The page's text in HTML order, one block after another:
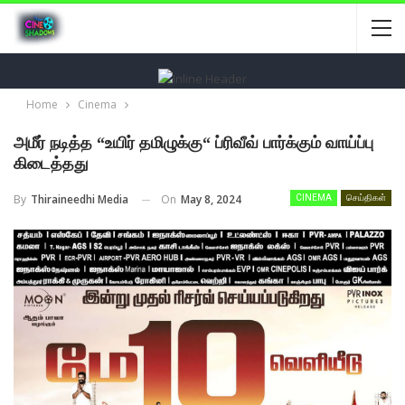
Home Cinema
அமீர் நடித்த “உயிர் தமிழுக்கு“ ப்ரிவீவ் பார்க்கும் வாய்ப்பு
கிடைத்தது
CINEMA செய்திகள்
By Thiraineedhi Media On May 8, 2024